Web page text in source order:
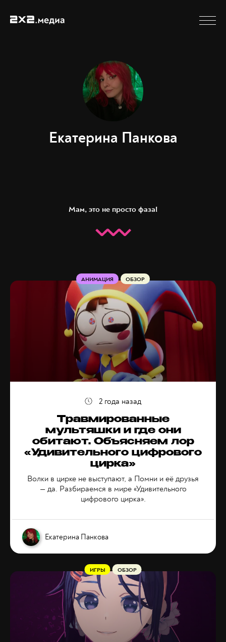
Екатерина Панкова
Мам, это не просто фаза!
Травмированные
мультяшки и где они
обитают. Объясняем лор
«Удивительного цифрового
цирка»
Волки в цирке не выступают, а Помни и её друзья
— да. Разбираемся в мире «Удивительного
цифрового цирка».
АНИМАЦИЯ ОБЗОР
Екатерина Панкова
2 года назад
ИГРЫ ОБЗОР